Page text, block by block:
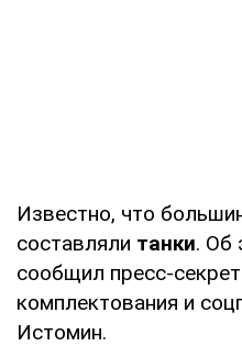
Известно, что
составляли танки. Об
сообщил пресс-
комплектования и
Истомин.